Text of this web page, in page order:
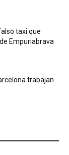
taxi que
Empuriabrava
trabajan